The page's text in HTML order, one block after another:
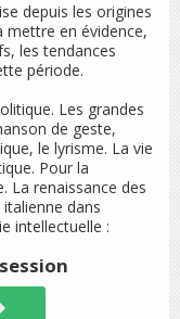
depuis les origines
mettre en évidence,
les tendances
période.
Les grandes
de geste,
le lyrisme. La vie
Pour la
La renaissance des
italienne dans
intellectuelle :